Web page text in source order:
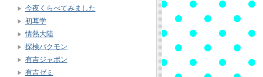
今夜くらべてみました
初耳学
情熱大陸
探検バクモン
有吉ジャポン
有吉ゼミ